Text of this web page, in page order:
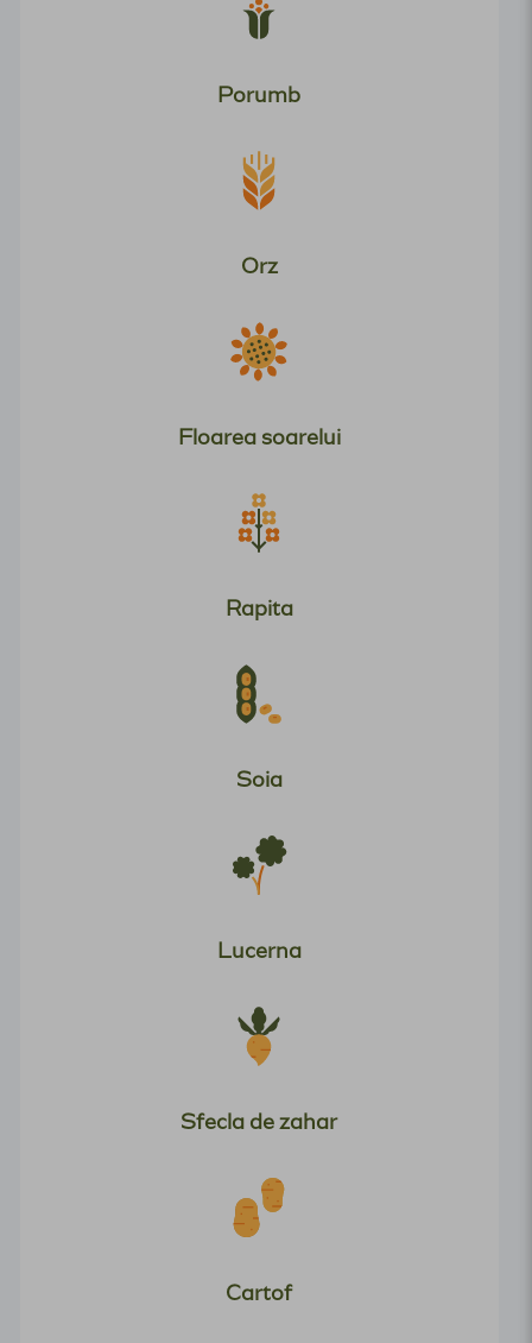
Porumb
Orz
Floarea soarelui
Rapita
Soia
Lucerna
Sfecla de zahar
Cartof